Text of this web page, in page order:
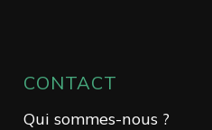
CONTACT
Qui sommes-nous ?